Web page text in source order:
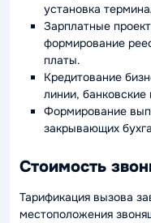
установка
Зарплатные
формирование
платы.
Кредитование
линии, банковские
Формирование
закрывающих
Стоимость
Тарификация вызова
местоположения